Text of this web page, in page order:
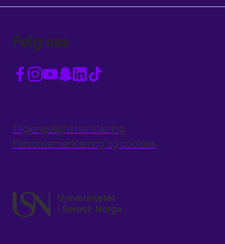
Følg oss
Tilgjengelighetserklæring
Personvernerklæring og cookies